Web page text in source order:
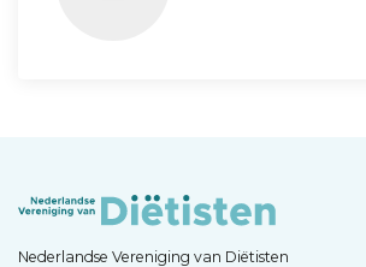
Nederlandse Vereniging van Diëtisten